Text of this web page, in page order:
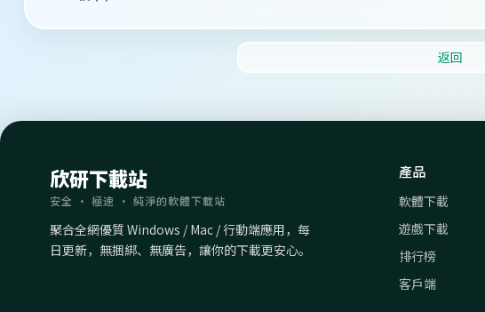
返回
欣研下載站
安全 · 極速 · 純淨的軟體下載站
聚合全網優質 Windows / Mac / 行動端應用，每
日更新，無捆綁、無廣告，讓你的下載更安心。
產品
軟體下載
遊戲下載
排行榜
客戶端